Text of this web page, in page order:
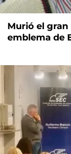
Murió el
emblema de